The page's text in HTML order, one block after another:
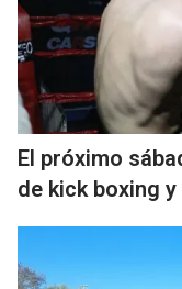
El próximo
de kick boxing y